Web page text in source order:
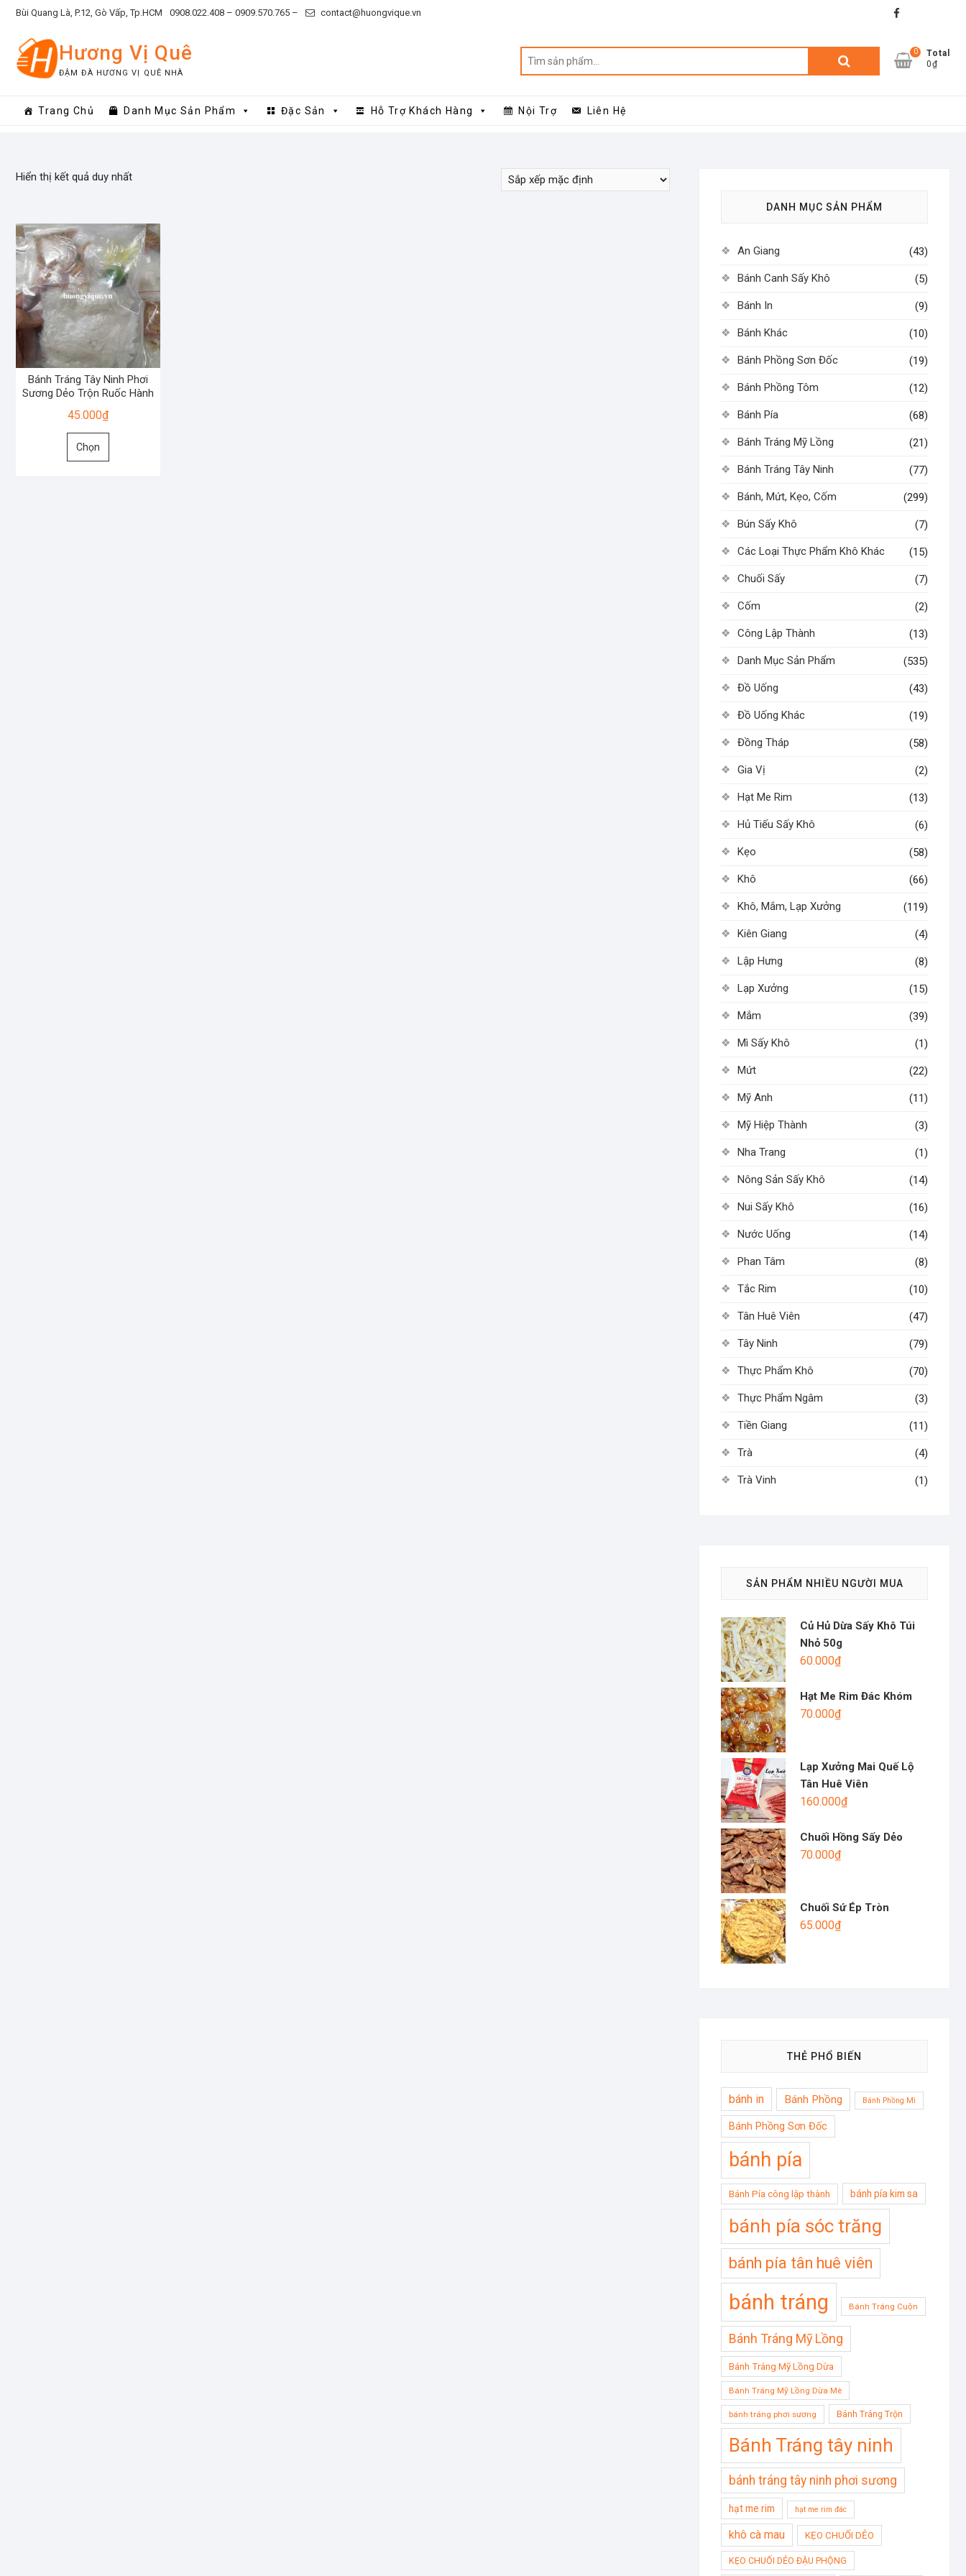
Skip
content
Bùi Quang Là, P.12, Gò Vấp, Tp.HCM 0908.022.408 – 0909.570.765 – contact@huongvique.vn facebook
Hương Vị Quê
ĐẬM ĐÀ HƯƠNG VỊ QUÊ NHÀ
0
Total
0₫
Trang Chủ Danh Mục Sản Phẩm Đặc Sản Hỗ Trợ Khách Hàng Nội Trợ Liên Hệ
Hiển thị kết quả duy nhất
Bánh Tráng Tây Ninh Phơi
Sương Dẻo Trộn Ruốc Hành
45.000₫
Chọn
Sản
DANH MỤC SẢN PHẨM
An Giang (43)
Bánh Canh Sấy Khô (5)
Bánh In (9)
Bánh Khác (10)
Bánh Phồng Sơn Đốc (19)
Bánh Phồng Tôm (12)
Bánh Pía (68)
Bánh Tráng Mỹ Lồng (21)
Bánh Tráng Tây Ninh (77)
Bánh, Mứt, Kẹo, Cốm (299)
Bún Sấy Khô (7)
Các Loại Thực Phẩm Khô Khác (15)
Chuối Sấy (7)
Cốm (2)
Công Lập Thành (13)
Danh Mục Sản Phẩm (535)
Đồ Uống (43)
Đồ Uống Khác (19)
Đồng Tháp (58)
Gia Vị (2)
Hạt Me Rim (13)
Hủ Tiếu Sấy Khô (6)
Kẹo (58)
Khô (66)
Khô, Mắm, Lạp Xưởng (119)
Kiên Giang (4)
Lập Hưng (8)
Lạp Xưởng (15)
Mắm (39)
Mì Sấy Khô (1)
Mứt (22)
Mỹ Anh (11)
Mỹ Hiệp Thành (3)
Nha Trang (1)
Nông Sản Sấy Khô (14)
Nui Sấy Khô (16)
Nước Uống (14)
Phan Tâm (8)
Tắc Rim (10)
Tân Huê Viên (47)
Tây Ninh (79)
Thực Phẩm Khô (70)
Thực Phẩm Ngâm (3)
Tiền Giang (11)
Trà (4)
Trà Vinh (1)
SẢN PHẨM NHIỀU NGƯỜI MUA
Củ Hủ Dừa Sấy Khô Túi
Nhỏ 50g
60.000₫
Hạt Me Rim Đác Khóm
70.000₫
Lạp Xưởng Mai Quế Lộ
Tân Huê Viên
160.000₫
Chuối Hồng Sấy Dẻo
70.000₫
Chuối Sứ Ép Tròn
65.000₫
THẺ PHỔ BIẾN
bánh in Bánh Phồng Bánh Phồng Mì
Bánh Phồng Sơn Đốc
bánh pía
Bánh Pía công lập thành bánh pía kim sa
bánh pía sóc trăng
bánh pía tân huê viên
bánh tráng Bánh Tráng Cuộn
Bánh Tráng Mỹ Lồng
Bánh Tráng Mỹ Lồng Dừa
Bánh Tráng Mỹ Lồng Dừa Mè
bánh tráng phơi sương Bánh Tráng Trộn
Bánh Tráng tây ninh
bánh tráng tây ninh phơi sương
hạt me rim hạt me rim đác
khô cà mau KẸO CHUỐI DẺO
KẸO CHUỐI DẺO ĐẬU PHỘNG